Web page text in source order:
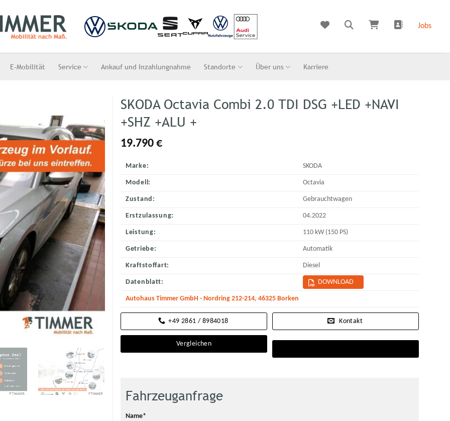
Jobs
E-Mobilität Service Ankauf und Inzahlungnahme Standorte Über uns Karriere
SKODA Octavia Combi 2.0 TDI DSG +LED +NAVI
+SHZ +ALU +
19.790 €
Marke: SKODA
Modell: Octavia
Zustand: Gebrauchtwagen
Erstzulassung: 04.2022
Leistung: 110 kW (150 PS)
Getriebe: Automatik
Kraftstoffart: Diesel
Datenblatt: DOWNLOAD
Autohaus Timmer GmbH - Nordring 212-214, 46325 Borken
+49 2861 / 8984018 Kontakt
Vergleichen
Fahrzeuganfrage
Name*